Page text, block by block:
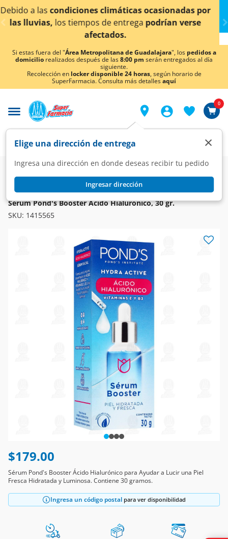
< div class="carousel-inner">
por
verse
¡Ahora también en Aguascalientes!
conocer detalles.
Si estas fuera del "Área Metropolitana de Guadalajara", los pedidos a
domicilio realizados después de las8:00 pm serán entregados al día
siguiente.
Recolección en locker disponible 24 horas, según horario de
SuperFarmacia. Consulta más detallesaquí
Elige una dirección de entrega
Ingresa una dirección en donde deseas recibir tu pedido
Ingresar dirección
×
0
Super Higiene y Belleza
Cuidado Facial
Tratamientos Faciales
POND'S
Sérum Pond's Booster Ácido Hialuronico, 30 gr.
SKU: 1415565
$179.00
Sérum Pond's Booster Ácido Hialurónico para Ayudar a Lucir una Piel
Fresca Hidratada y Luminosa. Contiene 30 gramos.
Ingresa un código postal para ver disponibilidad